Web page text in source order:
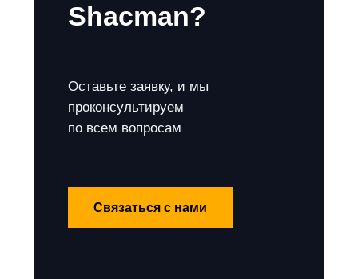
Shacman?
Оставьте заявку, и мы
проконсультируем
по всем вопросам
Связаться с нами